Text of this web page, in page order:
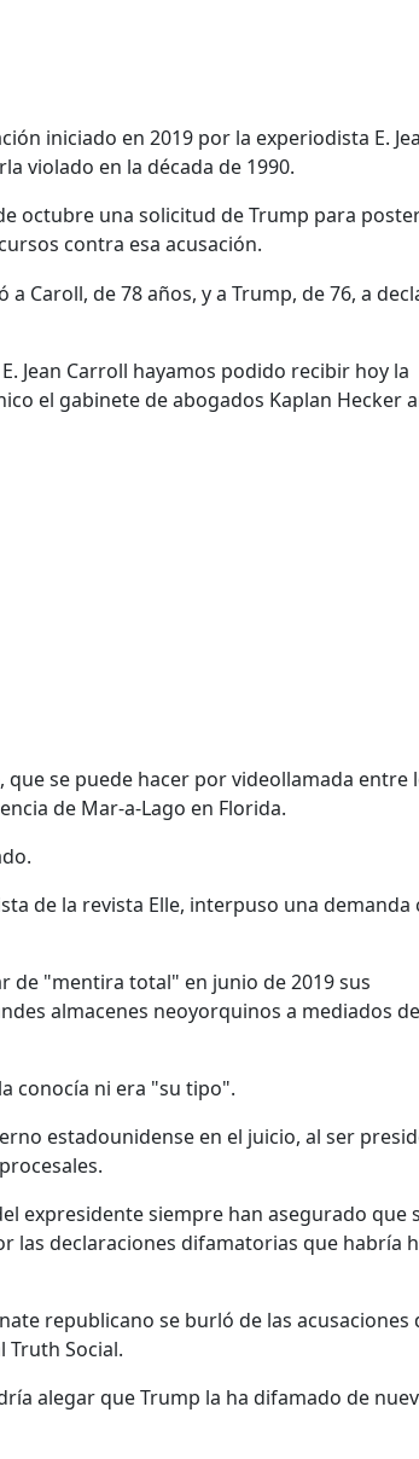
iniciado en 2019 por la experiodista E.
violado en la década de 1990.
octubre una solicitud de Trump para
contra esa acusación.
Caroll, de 78 años, y a Trump, de 76, a
Jean Carroll hayamos podido recibir hoy la
el gabinete de abogados Kaplan Hecker
que se puede hacer por videollamada entre
de Mar-a-Lago en Florida.
de la revista Elle, interpuso una demanda
de "mentira total" en junio de 2019 sus
almacenes neoyorquinos a mediados
conocía ni era "su tipo".
estadounidense en el juicio, al ser
expresidente siempre han asegurado que
declaraciones difamatorias que habría
republicano se burló de las acusaciones
Truth Social.
alegar que Trump la ha difamado de